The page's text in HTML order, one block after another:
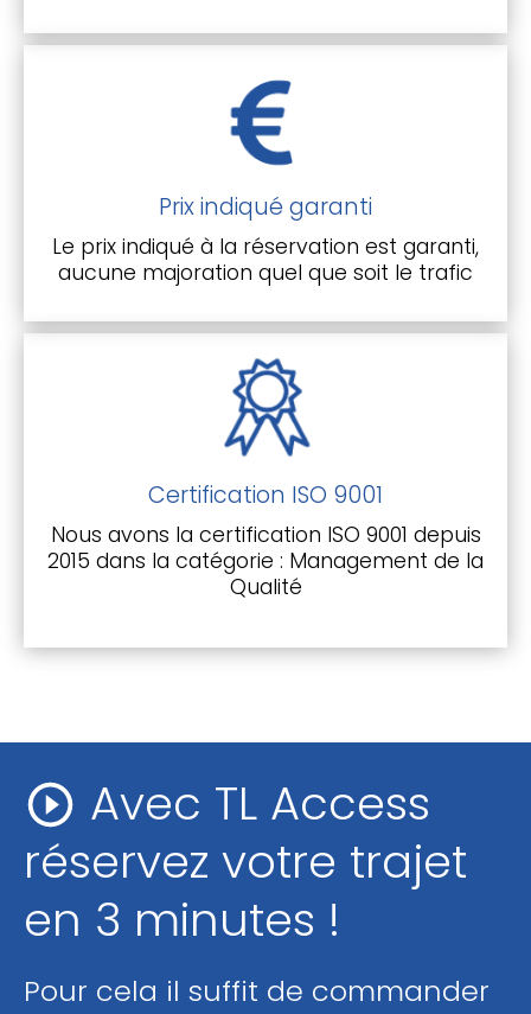
Prix indiqué garanti
Le prix indiqué à la réservation est garanti,
aucune majoration quel que soit le trafic
Certification ISO 9001
Nous avons la certification ISO 9001 depuis
2015 dans la catégorie : Management de la
Qualité
Avec TL Access
réservez votre trajet
en 3 minutes !
Pour cela il suffit de commander